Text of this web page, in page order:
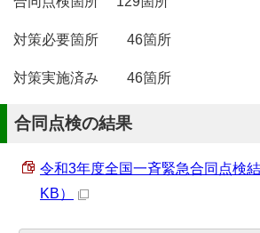
対策必要箇所 46箇所
対策実施済み 46箇所
合同点検の結果
令和3年度全国一斉緊急合同点検
KB）